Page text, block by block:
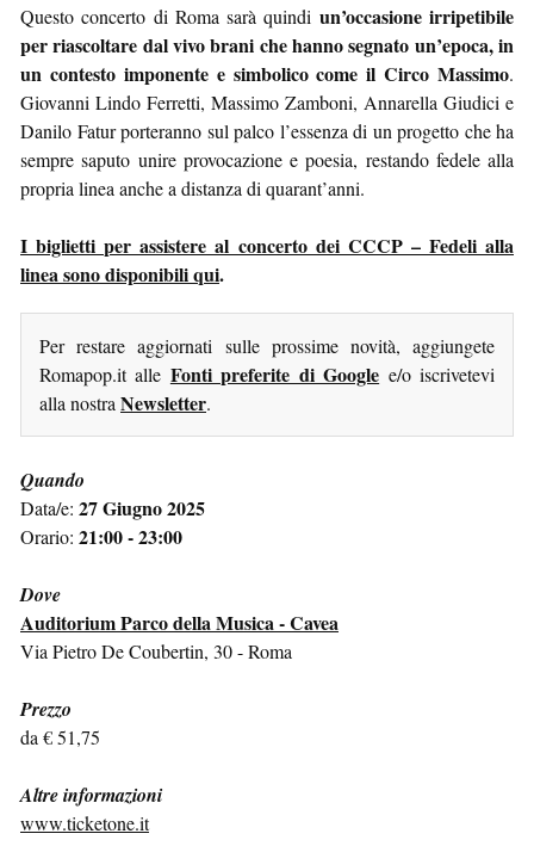
Questo concerto di Roma sarà quindi un’occasione irripetibile
per riascoltare dal vivo brani che hanno segnato un’epoca, in
un contesto imponente e simbolico come il Circo Massimo.
Giovanni Lindo Ferretti, Massimo Zamboni, Annarella Giudici e
Danilo Fatur porteranno sul palco l’essenza di un progetto che ha
sempre saputo unire provocazione e poesia, restando fedele alla
propria linea anche a distanza di quarant’anni.
I biglietti per assistere al concerto dei CCCP – Fedeli alla
linea sono disponibili qui.
Per restare aggiornati sulle prossime novità, aggiungete
Romapop.it alle Fonti preferite di Google e/o iscrivetevi
alla nostra Newsletter.
Quando
Data/e: 27 Giugno 2025
Orario: 21:00 - 23:00
Dove
Auditorium Parco della Musica - Cavea
Via Pietro De Coubertin, 30 - Roma
Prezzo
da € 51,75
Altre informazioni
www.ticketone.it